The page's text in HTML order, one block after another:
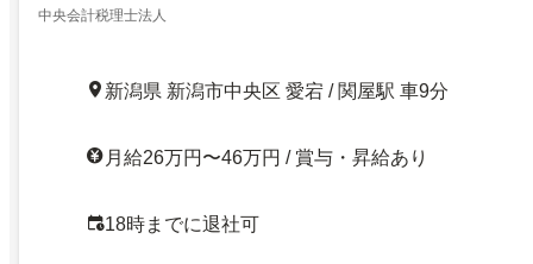
中央会計税理士法人
新潟県 新潟市中央区 愛宕 / 関屋駅 車9分
月給26万円〜46万円 / 賞与・昇給あり
18時までに退社可